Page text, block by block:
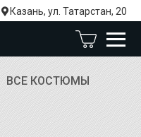
Казань, ул. Татарстан, 20
ВСЕ КОСТЮМЫ